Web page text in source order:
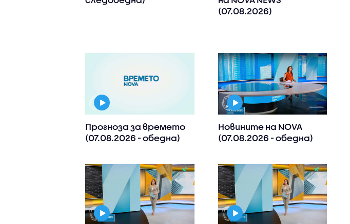
(07.08.2026)
Прогноза за времето
(07.08.2026 - обедна)
Новините на NOVA
(07.08.2026 - обедна)